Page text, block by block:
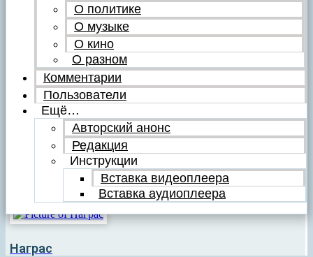
О политике
О музыке
О кино
О разном
Комментарии
Пользователи
Ещё…
Авторский анонс
Редакция
Инструкции
Вставка видеоплеера
Вставка аудиоплеера
Награс